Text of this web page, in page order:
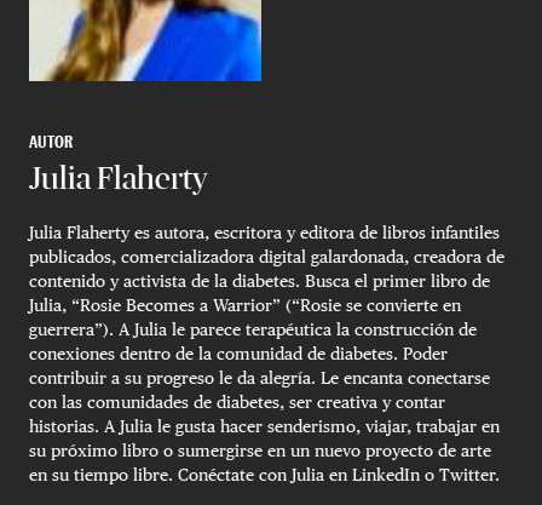
AUTOR
Julia Flaherty
Julia Flaherty es autora, escritora y editora de libros infantiles
publicados, comercializadora digital galardonada, creadora de
contenido y activista de la diabetes. Busca el primer libro de
Julia, “Rosie Becomes a Warrior” (“Rosie se convierte en
guerrera”). A Julia le parece terapéutica la construcción de
conexiones dentro de la comunidad de diabetes. Poder
contribuir a su progreso le da alegría. Le encanta conectarse
con las comunidades de diabetes, ser creativa y contar
historias. A Julia le gusta hacer senderismo, viajar, trabajar en
su próximo libro o sumergirse en un nuevo proyecto de arte
en su tiempo libre. Conéctate con Julia en LinkedIn o Twitter.